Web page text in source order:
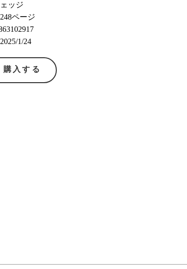
ッジ
ページ
1/24
購入する